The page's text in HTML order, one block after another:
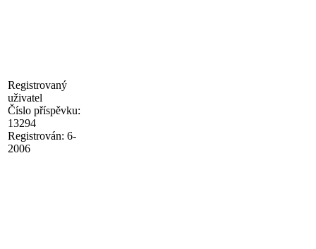
Registrovaný
uživatel
Číslo příspěvku:
13294
Registrován: 6-
2006